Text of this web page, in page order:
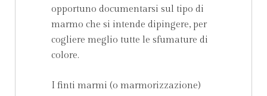
opportuno documentarsi sul tipo di
marmo che si intende dipingere, per
cogliere meglio tutte le sfumature di
colore.
I finti marmi (o marmorizzazione)